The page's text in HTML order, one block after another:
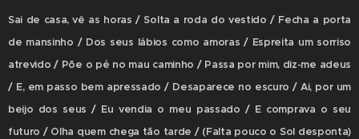
Sai de casa, vê as horas / Solta a roda do vestido / Fecha a porta
de mansinho / Dos seus lábios como amoras / Espreita um sorriso
atrevido / Põe o pé no mau caminho / Passa por mim, diz-me adeus
/ E, em passo bem apressado / Desaparece no escuro / Ai, por um
beijo dos seus / Eu vendia o meu passado / E comprava o seu
futuro / Olha quem chega tão tarde / (Falta pouco o Sol desponta)